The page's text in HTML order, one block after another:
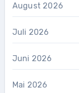
August 2026
Juli 2026
Juni 2026
Mai 2026